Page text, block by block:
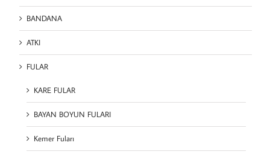
BANDANA
ATKI
FULAR
KARE FULAR
BAYAN BOYUN FULARI
Kemer Fuları